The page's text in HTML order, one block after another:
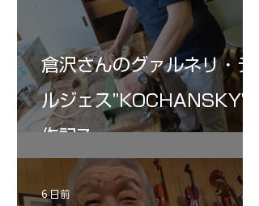
倉沢さんのグァルネリ・デ
ルジェス”KOCHANSKY"制
作記7
6 日前